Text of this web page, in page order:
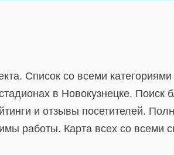
Список со всеми
в Новокузнецке. Поиск
и отзывы посетителей.
работы. Карта всех со всеми